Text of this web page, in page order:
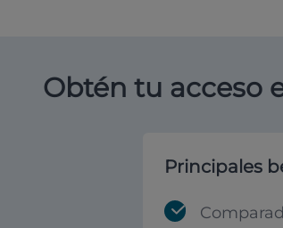
Obtén tu acceso
Principales